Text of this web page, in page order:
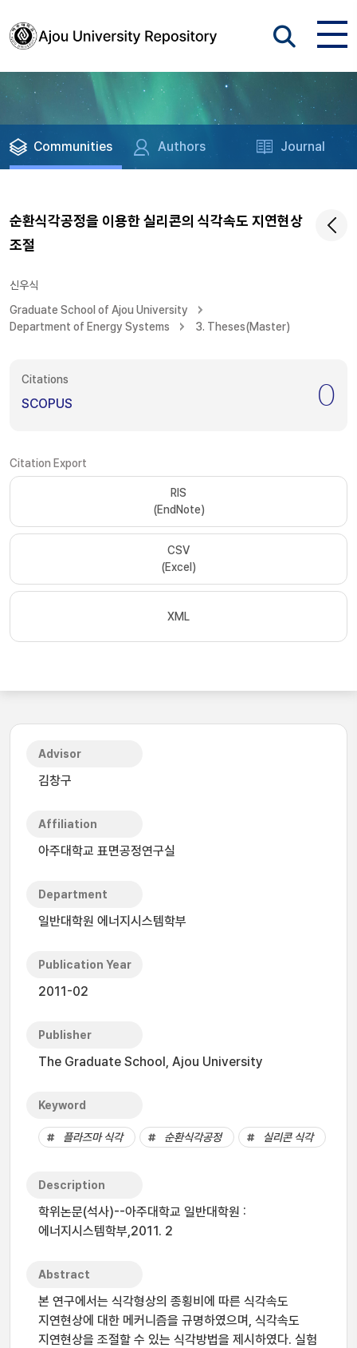
Communities Authors Journal
순환식각공정을 이용한 실리콘의 식각속도 지연현상
조절
신우식
Graduate School of Ajou University
Department of Energy Systems
3. Theses(Master)
Citations
SCOPUS 0
Citation Export
RIS
(EndNote)
CSV
(Excel)
XML
Advisor
김창구
Affiliation
아주대학교 표면공정연구실
Department
일반대학원 에너지시스템학부
Publication Year
2011-02
Publisher
The Graduate School, Ajou University
Keyword
플라즈마 식각 순환식각공정 실리콘 식각
Description
학위논문(석사)--아주대학교 일반대학원 :
에너지시스템학부,2011. 2
Abstract
본 연구에서는 식각형상의 종횡비에 따른 식각속도
지연현상에 대한 메커니즘을 규명하였으며, 식각속도
지연현상을 조절할 수 있는 식각방법을 제시하였다. 실험